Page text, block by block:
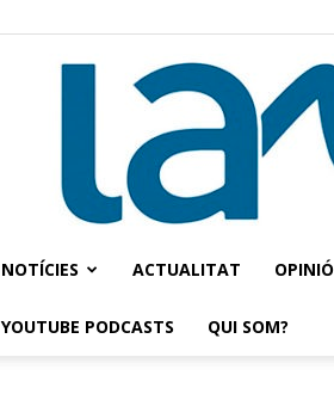
NOTÍCIES ACTUALITAT OPINIÓ
YOUTUBE PODCASTS QUI SOM?